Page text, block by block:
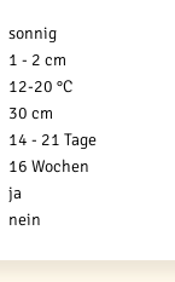
sonnig
1 - 2 cm
12-20 °C
30 cm
14 - 21 Tage
16 Wochen
ja
nein